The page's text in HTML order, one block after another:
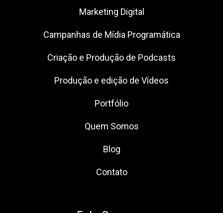
Marketing Digital
Campanhas de Mídia Programática
Criação e Produção de Podcasts
Produção e edição de Vídeos
Portfólio
Quem Somos
Blog
Contato